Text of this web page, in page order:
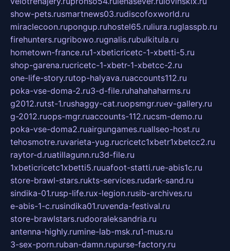
show-pets.rusmartnews03.rudiscofoxworld.ru
miraclecoon.rupongup.ruhostel65.ruliura.ruglasspb.ru
firehunters.rugribowo.rugnalis.rubulkitula.ru
hometown-france.ru1-xbeticricetc-1-xbetti-5.ru
shop-garena.rucricetc-1-xbetr-1-xbetcc-2.ru
one-life-story.rutop-halyava.ruaccounts112.ru
poka-vse-doma-2.ru3-d-file.ruhahahaharms.ru
g2012.rutst-1.rushaggy-cat.ruopsmgr.ruev-gallery.ru
g-2012.ruops-mgr.ruaccounts-112.rucsm-demo.ru
poka-vse-doma2.ruairgungames.ruallseo-host.ru
tehosmotre.ruvarieta-yug.rucricetc1xbetr1xbetcc2.ru
raytor-d.ruatillagunn.ru3d-file.ru
1xbeticricetc1xbetti5.ruuafoot-statti.rue-abis1c.ru
store-brawl-stars.rukts-services.rudark-sand.ru
sindika-01.rusp-life.rux-legion.rusib-archives.ru
e-abis-1-c.rusindika01.ruvenda-festival.ru
store-brawlstars.rudooraleksandria.ru
antenna-highly.rumine-lab-msk.ru1-mus.ru
3-sex-porn.ruban-damn.rupurse-factory.ru